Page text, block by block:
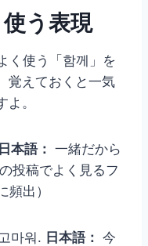
う表現
く使う「함께」を
覚えておくと一気
。
日本語： 一緒だから
投稿でよく見るフ
出）
마워. 日本語： 今